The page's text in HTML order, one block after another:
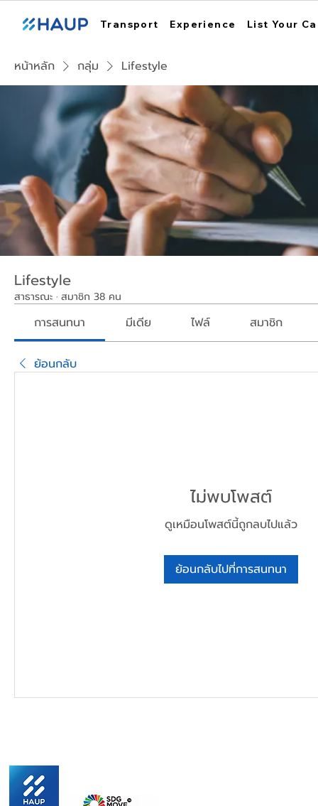
Transport Experience List Your
หน้าหลัก กลุ่ม Lifestyle
Lifestyle
สาธารณะ · สมาชิก 38 คน
การสนทนา มีเดีย ไฟล์ สมาชิก
ย้อนกลับ
ไม่พบโพสต์
ดูเหมือนโพสต์นี้ถูกลบไปแล้ว
ย้อนกลับไปที่การสนทนา